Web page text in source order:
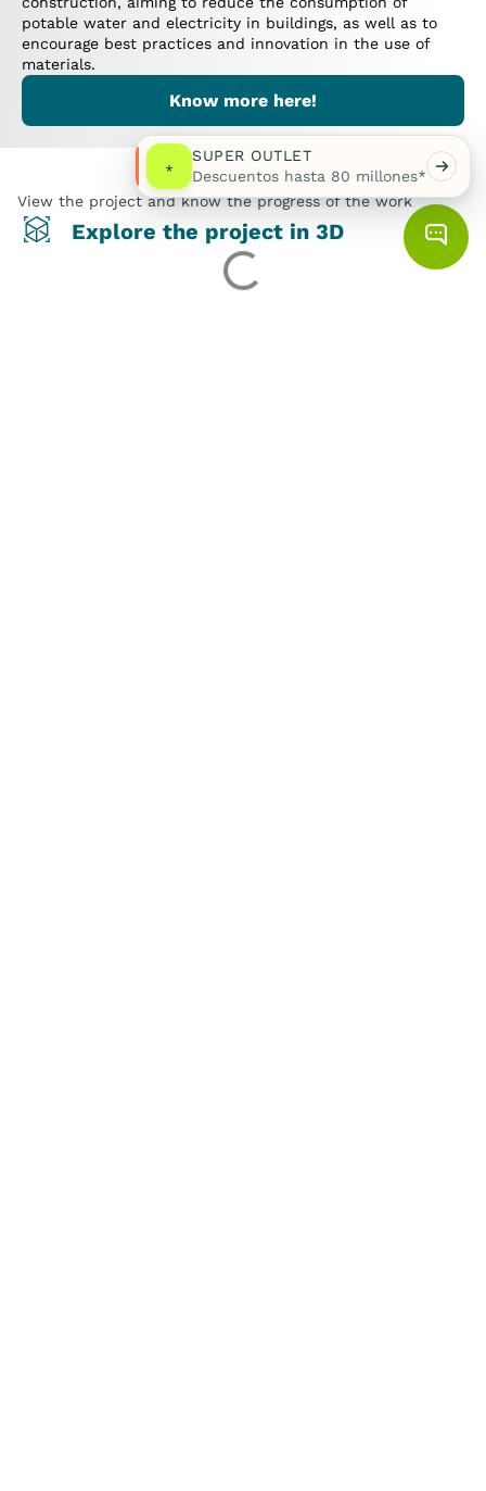
potable water and electricity in buildings, as well as to
encourage best practices and innovation in the use of
materials.
Know more here!
View the project and know the progress of the work
Explore the project in 3D
*
SUPER OUTLET
Descuentos hasta 80 millones*